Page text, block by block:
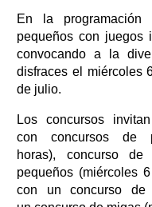
En la
pequeños con juegos
convocando a la
disfraces el miércoles
de julio.
Los concursos
con concursos de
horas), concurso
pequeños (miércoles
con un concurso